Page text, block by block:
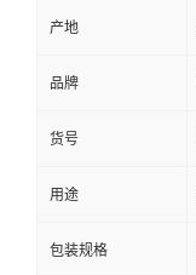
产地
品牌
货号
用途
包装规格